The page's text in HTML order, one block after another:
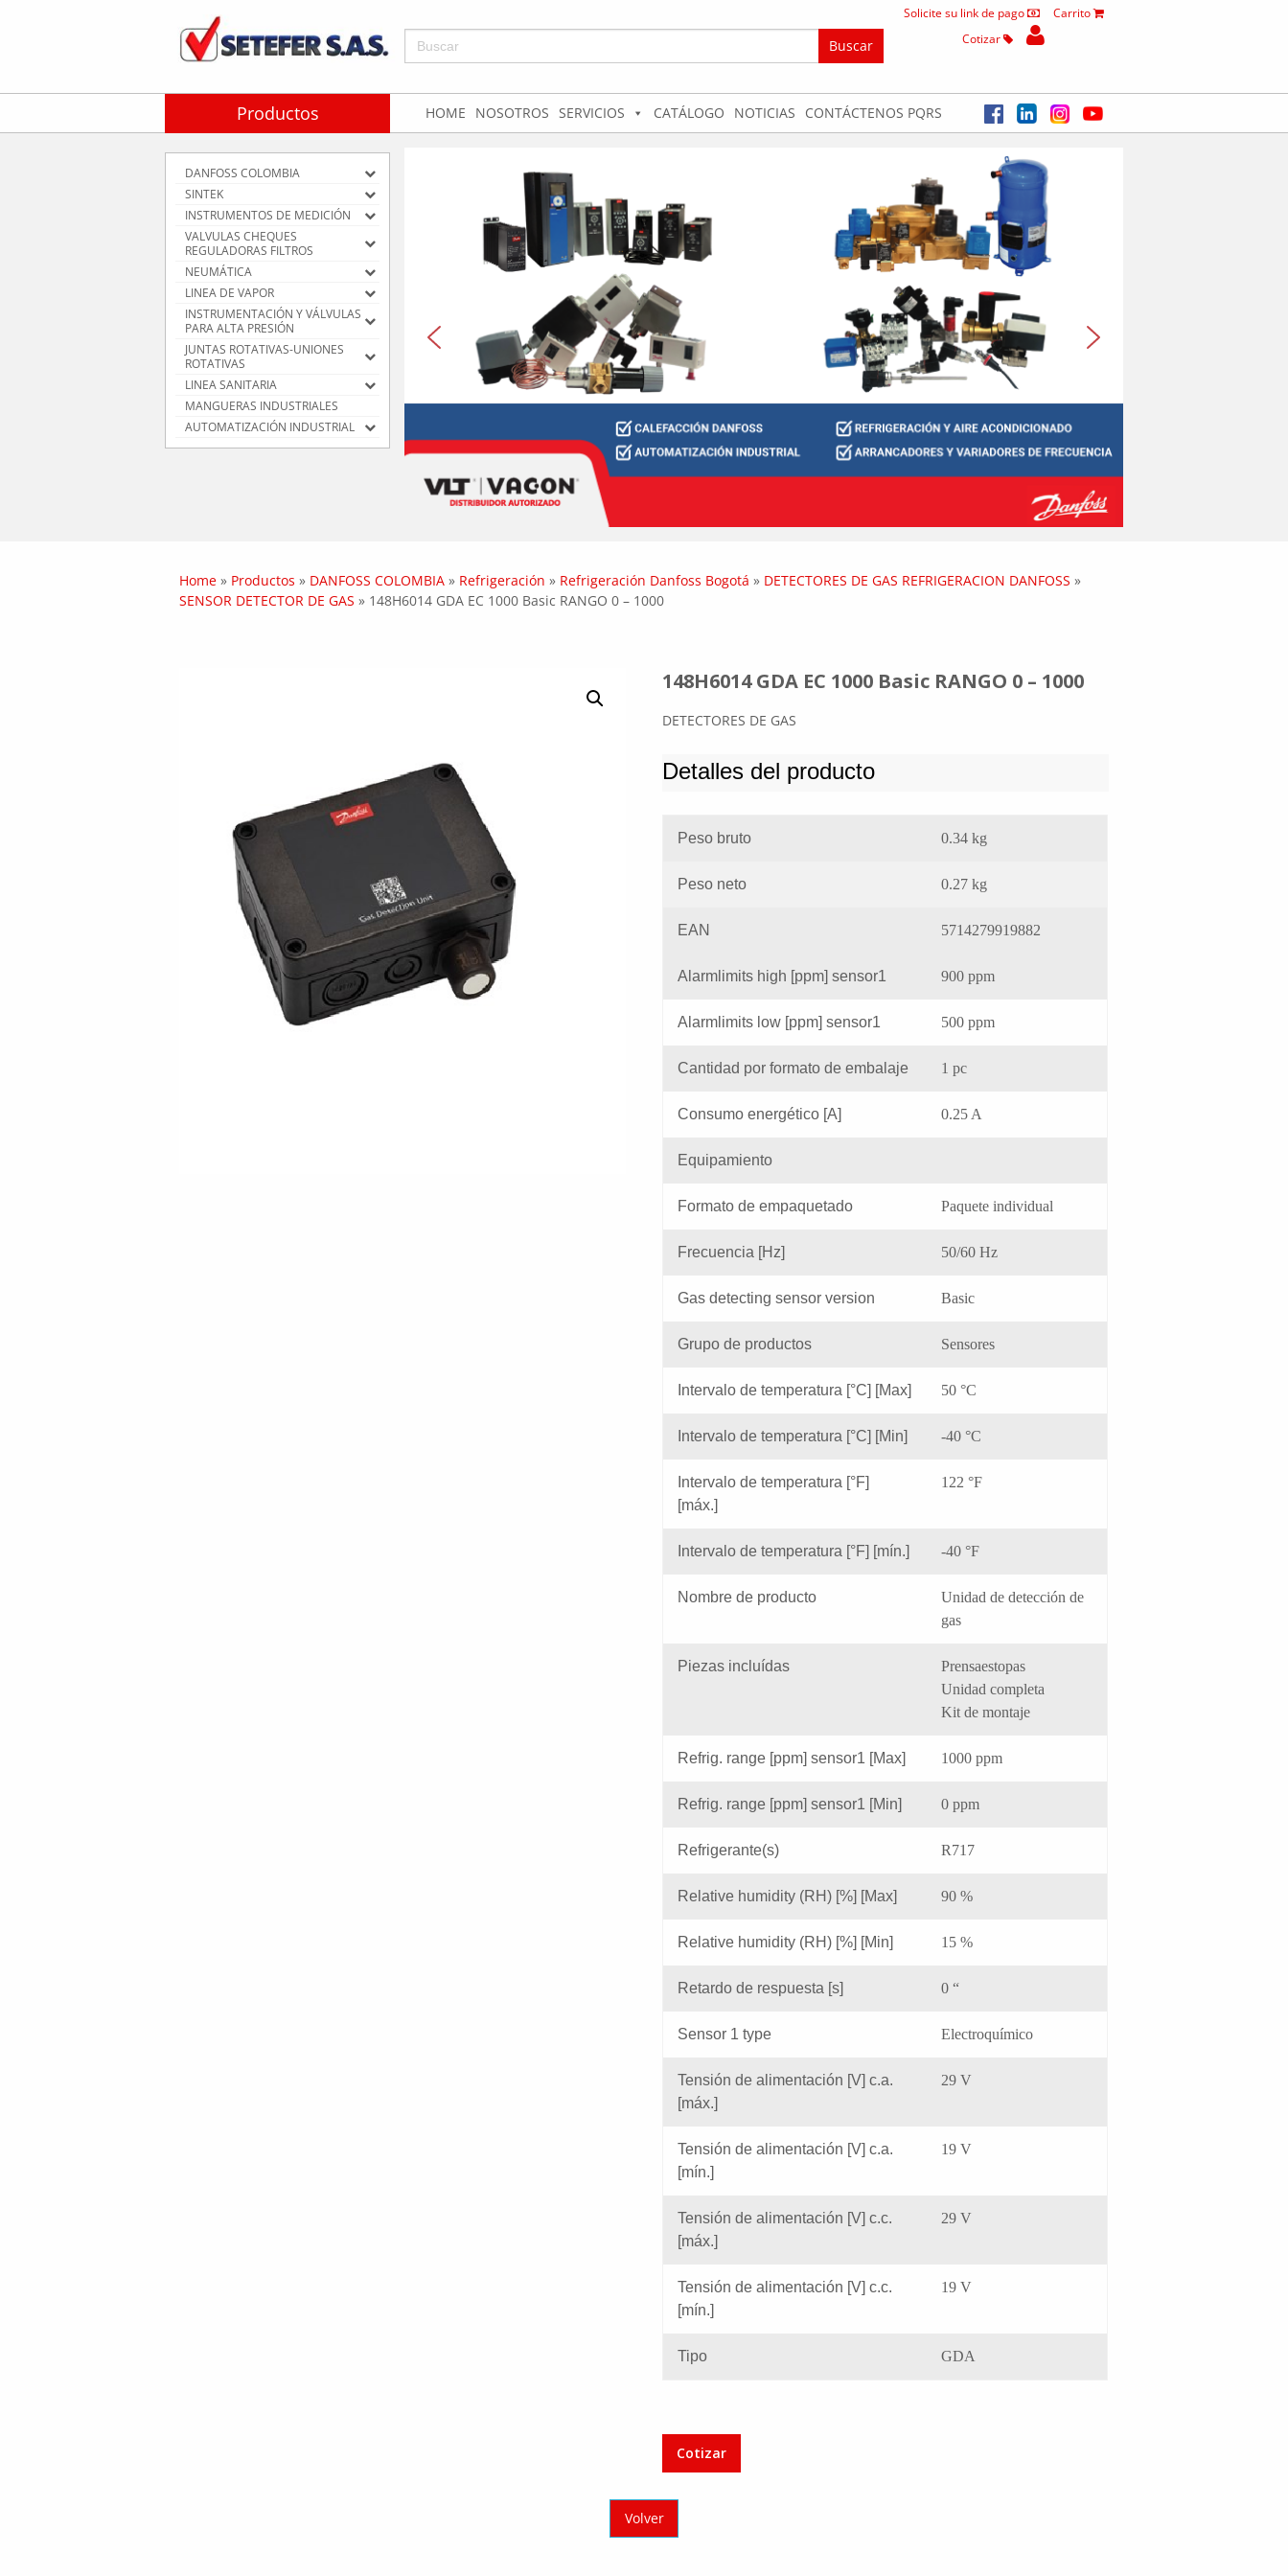
Buscar:
Solicite su link de pago
Carrito
Cotizar
HOME NOSOTROS SERVICIOS CATÁLOGO NOTICIAS CONTÁCTENOS PQRS
Productos
DANFOSS COLOMBIA
SINTEK
INSTRUMENTOS DE MEDICIÓN
VALVULAS CHEQUES
REGULADORAS FILTROS
NEUMÁTICA
LINEA DE VAPOR
INSTRUMENTACIÓN Y VÁLVULAS
PARA ALTA PRESIÓN
JUNTAS ROTATIVAS-UNIONES
ROTATIVAS
LINEA SANITARIA
MANGUERAS INDUSTRIALES
AUTOMATIZACIÓN INDUSTRIAL
Home » Productos » DANFOSS COLOMBIA » Refrigeración » Refrigeración Danfoss Bogotá » DETECTORES DE GAS REFRIGERACION DANFOSS »
SENSOR DETECTOR DE GAS » 148H6014 GDA EC 1000 Basic RANGO 0 – 1000
148H6014 GDA EC 1000 Basic RANGO 0 – 1000
DETECTORES DE GAS
Detalles del producto
Peso bruto 0.34 kg
Peso neto 0.27 kg
EAN 5714279919882
Alarmlimits high [ppm] sensor1 900 ppm
Alarmlimits low [ppm] sensor1 500 ppm
Cantidad por formato de embalaje 1 pc
Consumo energético [A] 0.25 A
Equipamiento
Formato de empaquetado Paquete individual
Frecuencia [Hz] 50/60 Hz
Gas detecting sensor version Basic
Grupo de productos Sensores
Intervalo de temperatura [°C] [Max] 50 °C
Intervalo de temperatura [°C] [Min] -40 °C
Intervalo de temperatura [°F]
[máx.]
122 °F
Intervalo de temperatura [°F] [mín.] -40 °F
Nombre de producto
Unidad de detección de
gas
Piezas incluídas
Prensaestopas
Unidad completa
Kit de montaje
Refrig. range [ppm] sensor1 [Max] 1000 ppm
Refrig. range [ppm] sensor1 [Min] 0 ppm
Refrigerante(s) R717
Relative humidity (RH) [%] [Max] 90 %
Relative humidity (RH) [%] [Min] 15 %
Retardo de respuesta [s] 0 “
Sensor 1 type Electroquímico
Tensión de alimentación [V] c.a.
[máx.]
29 V
Tensión de alimentación [V] c.a.
[mín.]
19 V
Tensión de alimentación [V] c.c.
[máx.]
29 V
Tensión de alimentación [V] c.c.
[mín.]
19 V
Tipo GDA
Cotizar
Volver